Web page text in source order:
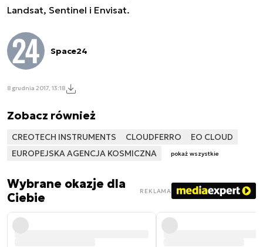
Landsat, Sentinel i Envisat.
Space24
8 grudnia 2017, 13:18
Zobacz również
CREOTECH INSTRUMENTS CLOUDFERRO
EO CLOUD
EUROPEJSKA AGENCJA KOSMICZNA
pokaż wszystkie
Wybrane okazje dla
Ciebie
REKLAMA